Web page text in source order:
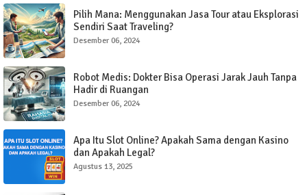
Pilih Mana: Menggunakan Jasa Tour atau Eksplorasi
Sendiri Saat Traveling?
Desember 06, 2024
Robot Medis: Dokter Bisa Operasi Jarak Jauh Tanpa
Hadir di Ruangan
Desember 06, 2024
Apa Itu Slot Online? Apakah Sama dengan Kasino
dan Apakah Legal?
Agustus 13, 2025